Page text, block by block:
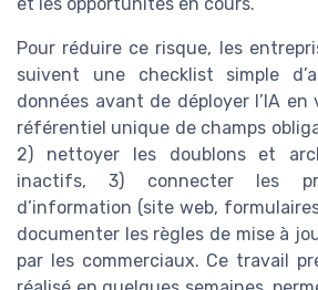
Pour réduire ce risque, les
suivent une checklist simple
données avant de déployer l’IA
référentiel unique de champs
2) nettoyer les doublons et
inactifs, 3) connecter les
d’information (site web,
documenter les règles de mise à
par les commerciaux. Ce travail